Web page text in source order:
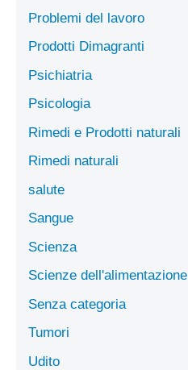
Problemi del lavoro
Prodotti Dimagranti
Psichiatria
Psicologia
Rimedi e Prodotti naturali
Rimedi naturali
salute
Sangue
Scienza
Scienze dell'alimentazione
Senza categoria
Tumori
Udito